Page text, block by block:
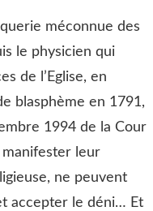
méconnue des
le physicien qui
de l’Eglise, en
blasphème en 1791,
1994 de la Cour
manifester leur
ne peuvent
accepter le déni… Et